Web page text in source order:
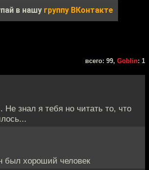
в нашу группу ВКонтакте
всего: 99, Goblin: 1
знал я тебя но читать то, что
был хороший человек